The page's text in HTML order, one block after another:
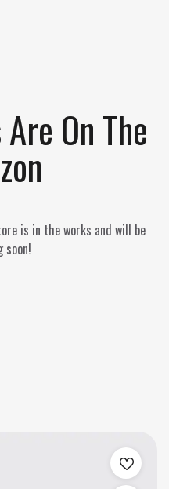
On The
is in the works and will be
soon!